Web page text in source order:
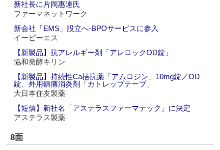
新社長に片岡惠連氏
ファーマネットワーク
新会社「EMS」設立へ‐BPOサービスに参入
イーピーエス
【新製品】抗アレルギー剤「アレロックOD錠」
協和発酵キリン
【新製品】持続性Ca拮抗薬「アムロジン」10mg錠／OD
錠、外用鎮痛消炎剤「カトレップテープ」
大日本住友製薬
【短信】新社名「アステラスファーマテック」に決定
アステラス製薬
8面